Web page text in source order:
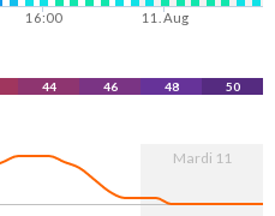
16:00 11. Aug
44 46 48 50
Mardi 11